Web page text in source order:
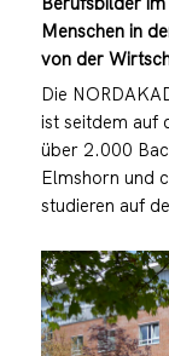
Menschen in
von der
Die
ist seitdem auf
über 2.000
Elmshorn und
studieren auf